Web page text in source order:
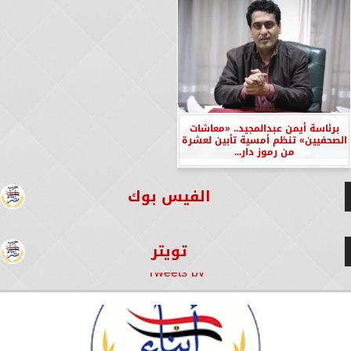
برئاسة أيمن عبدالمجيد.. «معاشات
الصحفيين» تنظم أمسية تأبين لعشرة
من رموز دار...
الفيس بوك
تويتر
Tweets by